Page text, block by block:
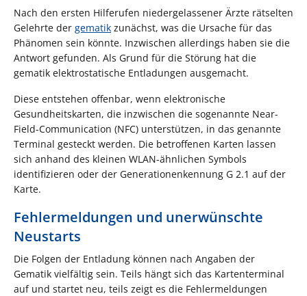
Nach den ersten Hilferufen niedergelassener Ärzte rätselten
Gelehrte der gematik zunächst, was die Ursache für das
Phänomen sein könnte. Inzwischen allerdings haben sie die
Antwort gefunden. Als Grund für die Störung hat die
gematik elektrostatische Entladungen ausgemacht.
Diese entstehen offenbar, wenn elektronische
Gesundheitskarten, die inzwischen die sogenannte Near-
Field-Communication (NFC) unterstützen, in das genannte
Terminal gesteckt werden. Die betroffenen Karten lassen
sich anhand des kleinen WLAN-ähnlichen Symbols
identifizieren oder der Generationenkennung G 2.1 auf der
Karte.
Fehlermeldungen und unerwünschte
Neustarts
Die Folgen der Entladung können nach Angaben der
Gematik vielfältig sein. Teils hängt sich das Kartenterminal
auf und startet neu, teils zeigt es die Fehlermeldungen